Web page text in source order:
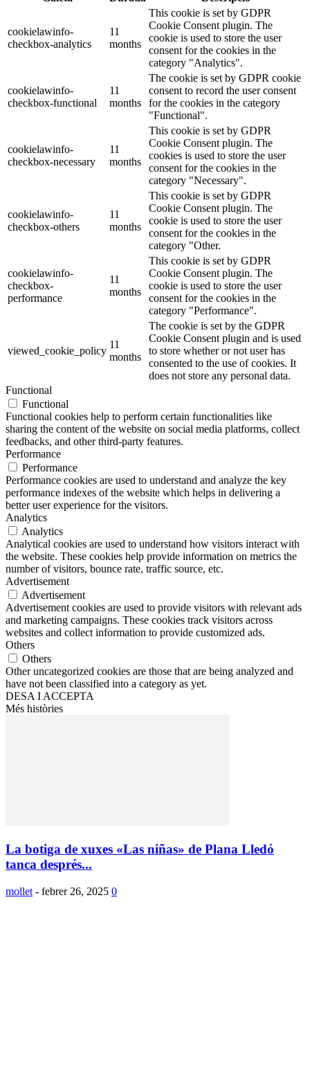
cookielawinfo-
checkbox-analytics
11
months
This cookie is set by GDPR
Cookie Consent plugin. The
cookie is used to store the user
consent for the cookies in the
category "Analytics".
cookielawinfo-
checkbox-functional
11
months
The cookie is set by GDPR cookie
consent to record the user consent
for the cookies in the category
"Functional".
cookielawinfo-
checkbox-necessary
11
months
This cookie is set by GDPR
Cookie Consent plugin. The
cookies is used to store the user
consent for the cookies in the
category "Necessary".
cookielawinfo-
checkbox-others
11
months
This cookie is set by GDPR
Cookie Consent plugin. The
cookie is used to store the user
consent for the cookies in the
category "Other.
cookielawinfo-
checkbox-
performance
11
months
This cookie is set by GDPR
Cookie Consent plugin. The
cookie is used to store the user
consent for the cookies in the
category "Performance".
viewed_cookie_policy
11
months
The cookie is set by the GDPR
Cookie Consent plugin and is used
to store whether or not user has
consented to the use of cookies. It
does not store any personal data.
Functional
Functional
Functional cookies help to perform certain functionalities like
sharing the content of the website on social media platforms, collect
feedbacks, and other third-party features.
Performance
Performance
Performance cookies are used to understand and analyze the key
performance indexes of the website which helps in delivering a
better user experience for the visitors.
Analytics
Analytics
Analytical cookies are used to understand how visitors interact with
the website. These cookies help provide information on metrics the
number of visitors, bounce rate, traffic source, etc.
Advertisement
Advertisement
Advertisement cookies are used to provide visitors with relevant ads
and marketing campaigns. These cookies track visitors across
websites and collect information to provide customized ads.
Others
Others
Other uncategorized cookies are those that are being analyzed and
have not been classified into a category as yet.
DESA I ACCEPTA
Més històries
La botiga de xuxes «Las niñas» de Plana Lledó
tanca després...
mollet - febrer 26, 2025 0